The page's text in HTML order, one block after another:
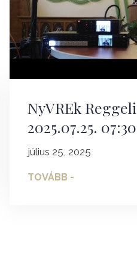
NyVREk
2025.07.25.
július 25, 2025
TOVÁBB -